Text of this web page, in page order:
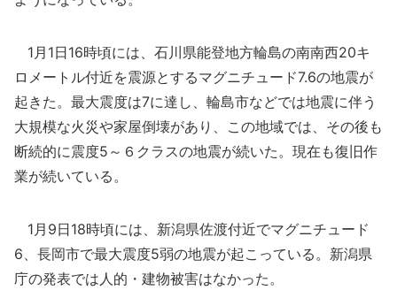
1月1日16時頃には、石川県能登地方輪島の南南西20キ
ロメートル付近を震源とするマグニチュード7.6の地震が
起きた。最大震度は7に達し、輪島市などでは地震に伴う
大規模な火災や家屋倒壊があり、この地域では、その後も
断続的に震度5～６クラスの地震が続いた。現在も復旧作
業が続いている。
1月9日18時頃には、新潟県佐渡付近でマグニチュード
6、長岡市で最大震度5弱の地震が起こっている。新潟県
庁の発表では人的・建物被害はなかった。